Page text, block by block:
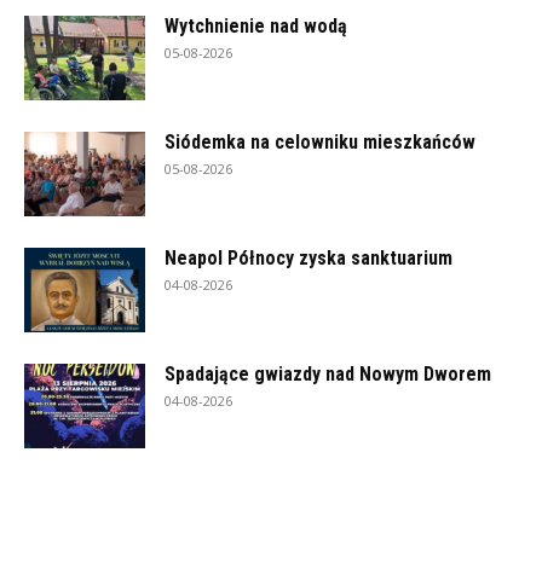
Wytchnienie nad wodą
05-08-2026
Siódemka na celowniku mieszkańców
05-08-2026
Neapol Północy zyska sanktuarium
04-08-2026
Spadające gwiazdy nad Nowym Dworem
04-08-2026